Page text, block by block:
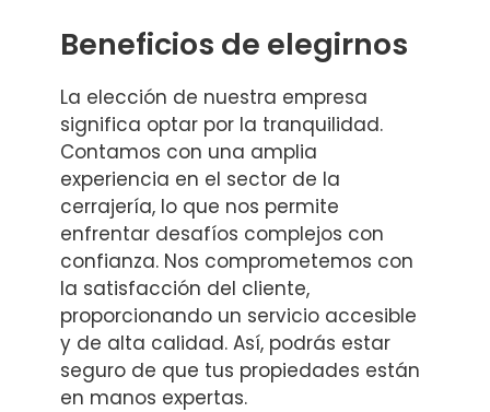
Beneficios de elegirnos
La elección de nuestra empresa
significa optar por la tranquilidad.
Contamos con una amplia
experiencia en el sector de la
cerrajería, lo que nos permite
enfrentar desafíos complejos con
confianza. Nos comprometemos con
la satisfacción del cliente,
proporcionando un servicio accesible
y de alta calidad. Así, podrás estar
seguro de que tus propiedades están
en manos expertas.